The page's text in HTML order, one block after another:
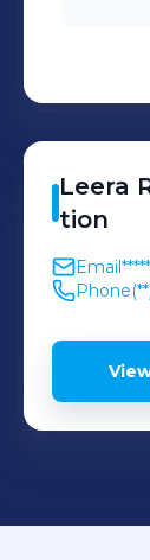
Leera
tion
Email
Phone